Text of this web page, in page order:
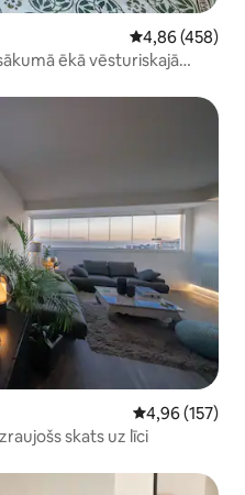
Vidējais
4,86 (458)
ēkā vēsturiskajā
Vidējais
4,96 (157)
skats uz līci